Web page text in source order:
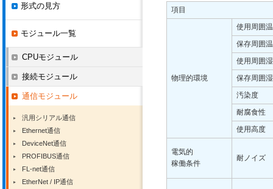
項目
物理的環境
使用周囲
保存周囲
使用周囲
保存周囲
汚染度
耐腐食性
使用高度
電気的
稼働条件
耐ノイズ
形式の見方
モジュール一覧
CPUモジュール
接続モジュール
通信モジュール
汎用シリアル通信
Ethernet通信
DeviceNet通信
PROFIBUS通信
FL-net通信
EtherNet / IP通信